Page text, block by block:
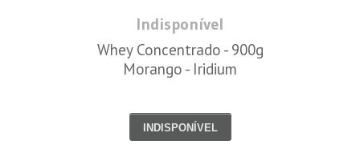
Indisponível
Whey Concentrado - 900g
Morango - Iridium
INDISPONÍVEL